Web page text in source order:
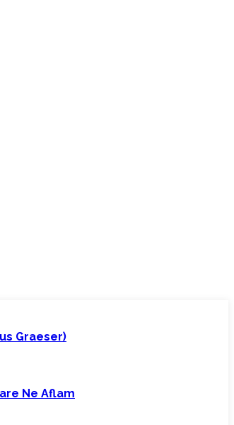
Graeser)
Ne Aflam